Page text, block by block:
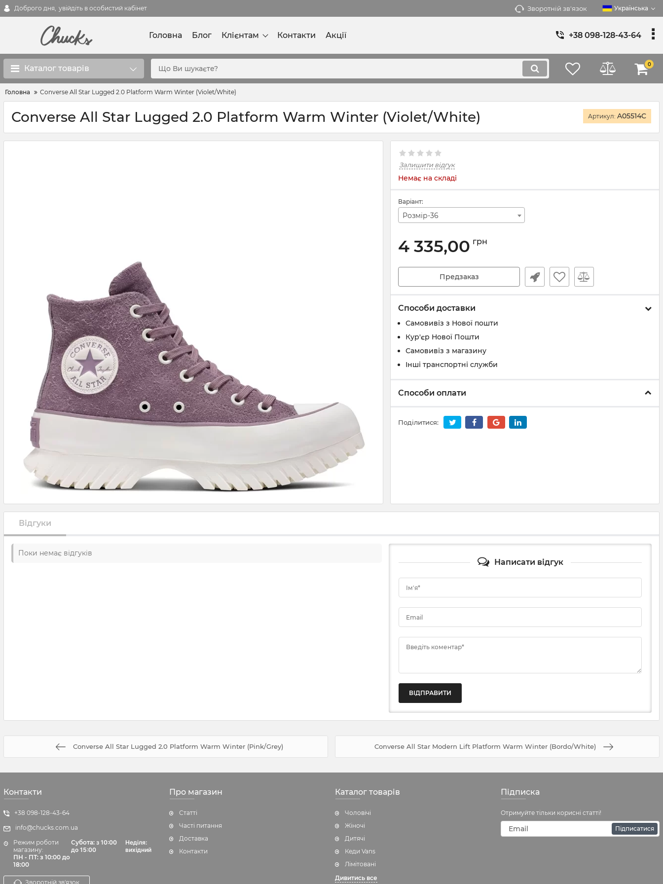
Доброго дня, увійдіть в особистий кабінет Зворотній зв'язок Українська
Головна Блог Клієнтам Контакти Акції +38 098-128-43-64
Каталог товарів 0
Головна Converse All Star Lugged 2.0 Platform Warm Winter (Violet/White)
Converse All Star Lugged 2.0 Platform Warm Winter (Violet/White) Артикул: A05514C
Залишити відгук
Немає на складі
Варіант:
Розмір-36
4 335,00 грн
Предзаказ
Способи доставки
Самовивіз з Нової пошти
Кур'єр Нової Пошти
Самовивіз з магазину
Інші транспортні служби
Способи оплати
Поділитися:
Відгуки
Поки немає відгуків
Написати відгук
Ім'я*
Email
Введіть коментар*
Converse All Star Lugged 2.0 Platform Warm Winter (Pink/Grey) Converse All Star Modern Lift Platform Warm Winter (Bordo/White)
Контакти
+38 098-128-43-64
info@chucks.com.ua
Режим роботи
магазину:
ПН - ПТ: з 10:00 до
18:00
Субота:з 10:00
до 15:00
Неділя:
вихідний
Зворотній зв'язок
Про магазин
Статті
Часті питання
Доставка
Контакти
Каталог товарів
Чоловічі
Жіночі
Дитячі
Кеди Vans
Лімітовані
Дивитись все
Підписка
Отримуйте тільки корисні статті!
Підписатися